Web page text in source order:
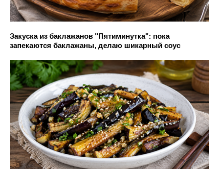
Закуска из баклажанов "Пятиминутка": пока
запекаются баклажаны, делаю шикарный соус